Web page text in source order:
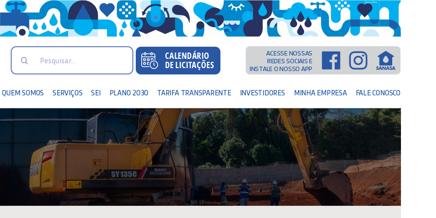
Search
ACESSE NOSSAS
REDES SOCIAIS E
INSTALE O NOSSO APP
QUEM SOMOS SERVIÇOS SEI PLANO 2030 TARIFA TRANSPARENTE INVESTIDORES MINHA EMPRESA FALE CONOSCO